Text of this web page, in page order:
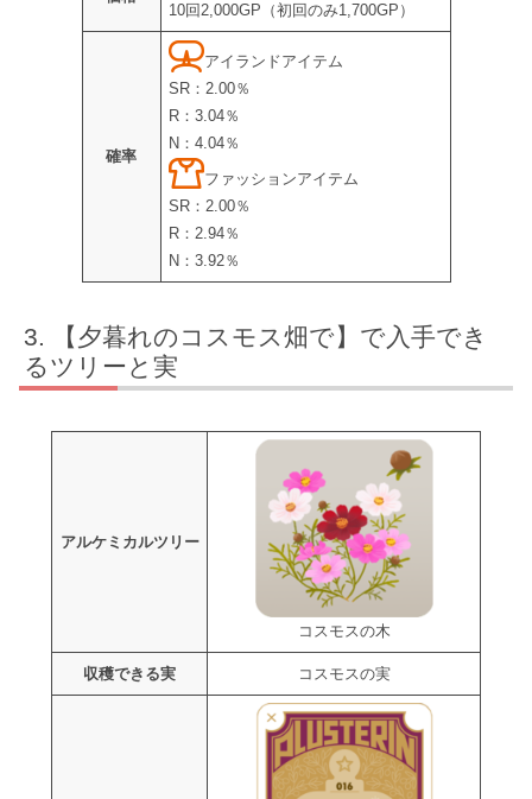
10回2,000GP（初回のみ1,700GP）
確率
アイランドアイテム
SR：2.00％
R：3.04％
N：4.04％
ファッションアイテム
SR：2.00％
R：2.94％
N：3.92％
【夕暮れのコスモス畑で】で入手でき
るツリーと実
アルケミカルツリー
コスモスの木
収穫できる実 コスモスの実